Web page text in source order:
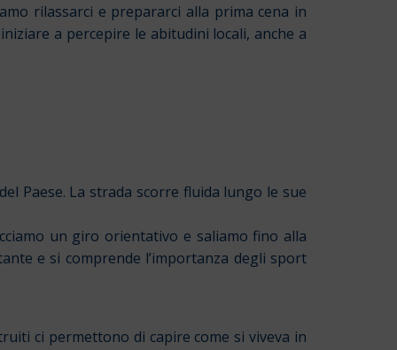
rilassarci e prepararci alla prima cena in
a percepire le abitudini locali, anche a
Paese. La strada scorre fluida lungo le sue
un giro orientativo e saliamo fino alla
e si comprende l’importanza degli sport
ci permettono di capire come si viveva in